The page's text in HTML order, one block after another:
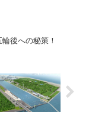
輪後への秘策！